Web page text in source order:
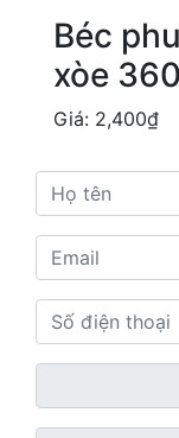
Béc
xòe
Giá: 2,400₫